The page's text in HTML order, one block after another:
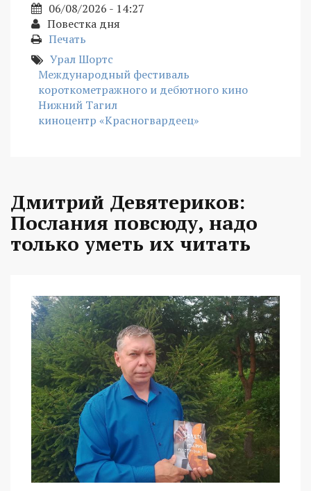
06/08/2026 - 14:27
Повестка дня
Печать
Урал Шортс
Международный фестиваль
короткометражного и дебютного кино
Нижний Тагил
киноцентр «Красногвардеец»
Дмитрий Девятериков:
Послания повсюду, надо
только уметь их читать